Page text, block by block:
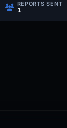
REPORTS SENT
1